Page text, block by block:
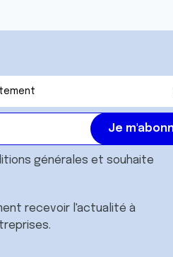
générales et souhaite
recevoir l'actualité à